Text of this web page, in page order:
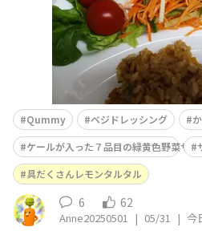
Qummy ベジドレッシング
ケールが入った７品目の緑黄色野菜サラ
具だくさんレモンタルタル
6 62
Anne20250501 | 05/31 | 今